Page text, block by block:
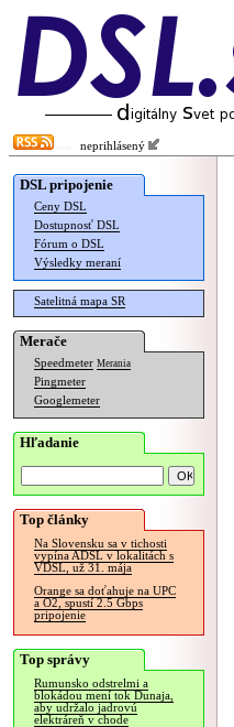
neprihlásený
DSL pripojenie
Ceny DSL
Dostupnosť DSL
Fórum o DSL
Výsledky meraní
Satelitná mapa SR
Merače
Speedmeter Merania
Pingmeter
Googlemeter
Hľadanie
Top články
Na Slovensku sa v tichosti
vypína ADSL v lokalitách s
VDSL, už 31. mája
Orange sa doťahuje na UPC
a O2, spustí 2.5 Gbps
pripojenie
Top správy
Rumunsko odstrelmi a
blokádou mení tok Dunaja,
aby udržalo jadrovú
elektráreň v chode